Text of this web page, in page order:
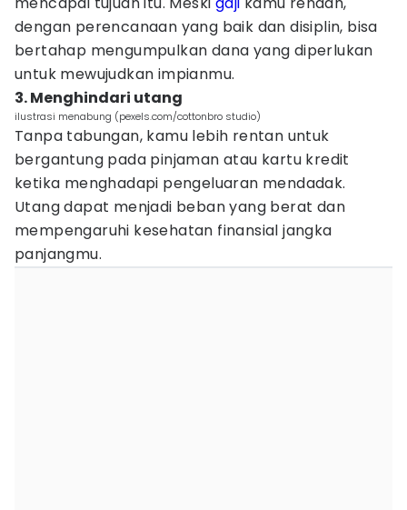
dengan perencanaan yang baik dan disiplin, bisa
bertahap mengumpulkan dana yang diperlukan
untuk mewujudkan impianmu.
3. Menghindari utang
ilustrasi menabung (pexels.com/cottonbro studio)
Tanpa tabungan, kamu lebih rentan untuk
bergantung pada pinjaman atau kartu kredit
ketika menghadapi pengeluaran mendadak.
Utang dapat menjadi beban yang berat dan
mempengaruhi kesehatan finansial jangka
panjangmu.